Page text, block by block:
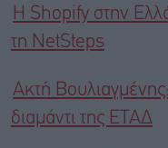
Η Shopify στην
τη NetSteps
Ακτή
διαμάντι της ΕΤΑΔ